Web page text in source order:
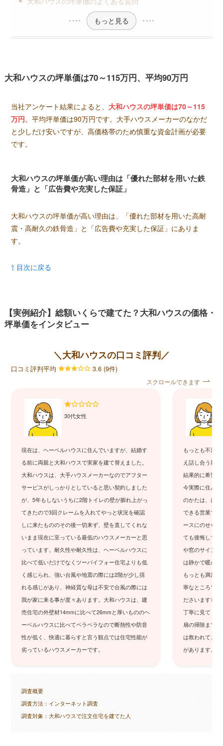
もっと見る
大和ハウスの坪単価は70～115万円、平均90万円
当社アンケート結果によると、 大和ハウスの坪単価は70～115
万円。平均坪単価は90万円です。大手ハウスメーカーのなかだ
と少しだけ安いですが、高価格帯のため慎重な資金計画が必要
です。
大和ハウスの坪単価が高い理由は「優れた部材を用いた鉄
骨造」と「広告費や充実した保証」
大和ハウスの坪単価が高い理由は、「優れた部材を用いた高耐
震・高耐久の鉄骨造」と「広告費や充実した保証」にありま
す。
⇧ 目次に戻る
【実例紹介】総額いくらで建てた？大和ハウスの価格・
坪単価をインタビュー
＼大和ハウスの口コミ評判／
口コミ評判平均 3.6 (9件)
スクロールできます
30代女性
現在は、ヘーベルハウスに住んでいますが、結婚す
る前に両親と大和ハウスで実家を建て替えました。
大和ハウスは、大手ハウスメーカーなのでアフター
サービスがしっかりとしていると思い契約しました
が、5年もしないうちに2階トイレの壁が膨れ上がっ
てきたので3回クレームを入れてやっと状況を確認
しに来たもののその後一切来ず、壁を直してくれな
いまま現在に至っている最低のハウスメーカーと思
っています。耐久性や耐久性は、ヘーベルハウスに
比べて低いだけでなくツーバイフォー住宅よりも低
く感じられ、強い台風や地震の際には2階が少し揺
れる感じがあり、神経質な母は不安で台風の際には
我が家に来る事が度々あります。大和ハウスは、建
売住宅の外壁材14mmに比べて26mmと厚いもののヘ
ーベルハウスに比べてペラペラなので断熱性や防音
性が低く、快適に暮らすと言う観点では住宅性能が
劣っているハウスメーカーです。
もっとも不満
え話し合う期
結果的に希望
今実際に住ん
のかたは、に
できる営業マ
ースにのせら
ても後悔して
や窓のサイズ(
は静かで暖か
もっとも満足
寧なところで
ださいますし
丁寧に見てく
扇の掃除まで
は救われてま
があります。
調査概要
調査方法：インターネット調査
調査対象：大和ハウスで注文住宅を建てた人